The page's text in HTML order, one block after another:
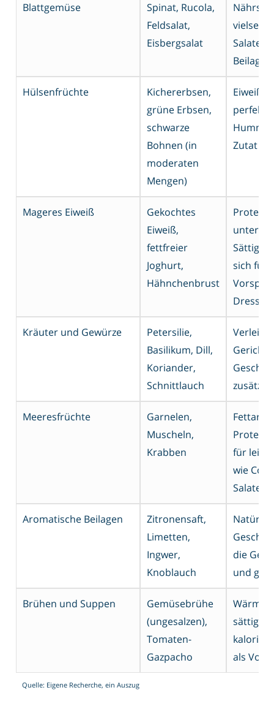
Blattgemüse
Spinat, Rucola,
Feldsalat,
Eisbergsalat
Salaten
Beilage
Hülsenfrüchte
Kichererbsen,
grüne Erbsen,
schwarze
Bohnen (in
moderaten
Mengen)
perfekt
Zutat in
Mageres Eiweiß
Gekochtes
Eiweiß,
fettfreier
Joghurt,
Hähnchenbrust
sich für
Kräuter und Gewürze
Petersilie,
Basilikum, Dill,
Koriander,
Schnittlauch
Gericht
Meeresfrüchte
Garnelen,
Muscheln,
Krabben
für
wie
Salate
Aromatische Beilagen
Zitronensaft,
Limetten,
Ingwer,
Knoblauch
die
und
Brühen und Suppen
Gemüsebrühe
(ungesalzen),
Tomaten-
Gazpacho
als
Quelle: Eigene Recherche, ein Auszug